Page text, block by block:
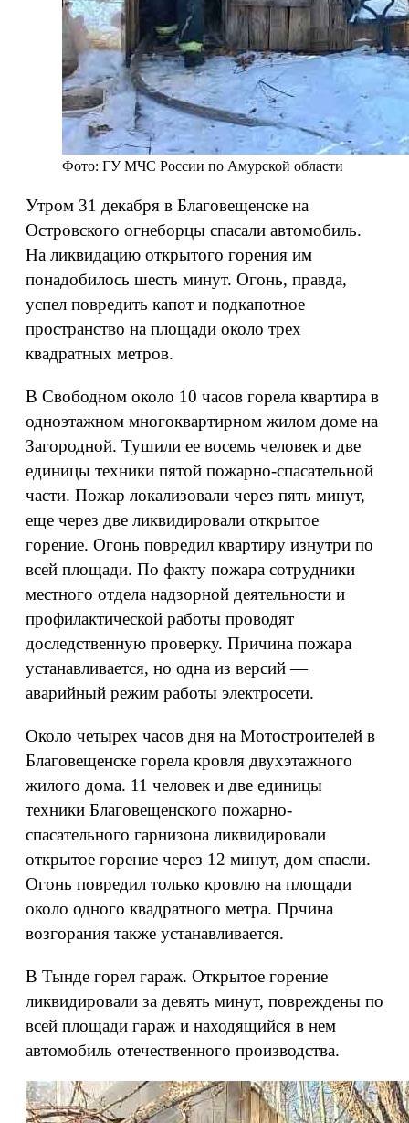
Фото: ГУ МЧС России по Амурской области
Утром 31 декабря в Благовещенске на
Островского огнеборцы спасали автомобиль.
На ликвидацию открытого горения им
понадобилось шесть минут. Огонь, правда,
успел повредить капот и подкапотное
пространство на площади около трех
квадратных метров.
В Свободном около 10 часов горела квартира в
одноэтажном многоквартирном жилом доме на
Загородной. Тушили ее восемь человек и две
единицы техники пятой пожарно-спасательной
части. Пожар локализовали через пять минут,
еще через две ликвидировали открытое
горение. Огонь повредил квартиру изнутри по
всей площади. По факту пожара сотрудники
местного отдела надзорной деятельности и
профилактической работы проводят
доследственную проверку. Причина пожара
устанавливается, но одна из версий —
аварийный режим работы электросети.
Около четырех часов дня на Мотостроителей в
Благовещенске горела кровля двухэтажного
жилого дома. 11 человек и две единицы
техники Благовещенского пожарно-
спасательного гарнизона ликвидировали
открытое горение через 12 минут, дом спасли.
Огонь повредил только кровлю на площади
около одного квадратного метра. Прчина
возгорания также устанавливается.
В Тынде горел гараж. Открытое горение
ликвидировали за девять минут, повреждены по
всей площади гараж и находящийся в нем
автомобиль отечественного производства.